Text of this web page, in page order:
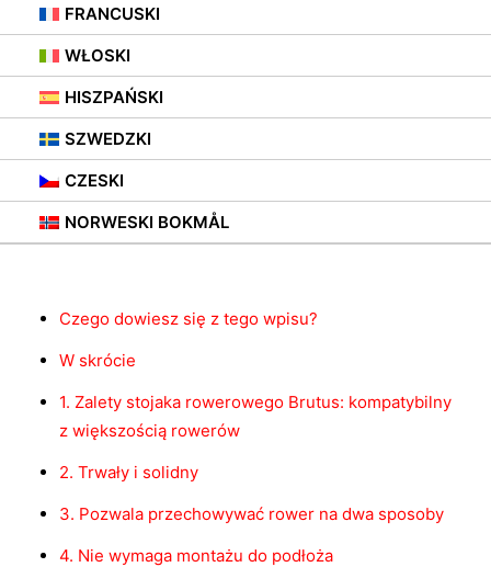
FRANCUSKI
WŁOSKI
HISZPAŃSKI
SZWEDZKI
CZESKI
NORWESKI BOKMÅL
10 GRUDNIA 2021
Spis treści
Czego dowiesz się z tego wpisu?
W skrócie
1. Zalety stojaka rowerowego Brutus: kompatybilny
z większością rowerów
2. Trwały i solidny
3. Pozwala przechowywać rower na dwa sposoby
4. Nie wymaga montażu do podłoża